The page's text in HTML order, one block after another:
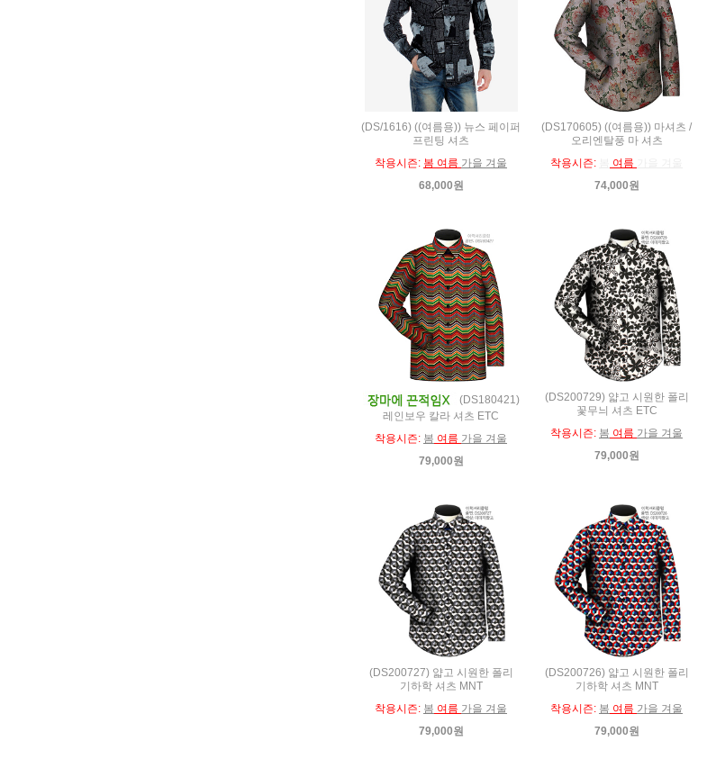
(DS/1616) ((여름용)) 뉴스 페이퍼
프린팅 셔츠
착용시즌: 봄 여름 가을 겨울
68,000원
(DS170605) ((여름용)) 마셔츠 /
오리엔탈풍 마 셔츠
착용시즌:
여름
74,000원
(DS180421)
레인보우 칼라 셔츠 ETC
착용시즌: 봄 여름 가을 겨울
79,000원
(DS200729) 얇고 시원한 폴리
꽃무늬 셔츠 ETC
착용시즌: 봄 여름 가을 겨울
79,000원
(DS200727) 얇고 시원한 폴리
기하학 셔츠 MNT
착용시즌: 봄 여름 가을 겨울
79,000원
(DS200726) 얇고 시원한 폴리
기하학 셔츠 MNT
착용시즌: 봄 여름 가을 겨울
79,000원